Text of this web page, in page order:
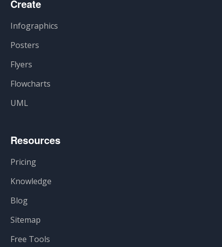
Create
Infographics
Posters
Flyers
Flowcharts
UML
Resources
Pricing
Knowledge
Blog
Sitemap
Free Tools